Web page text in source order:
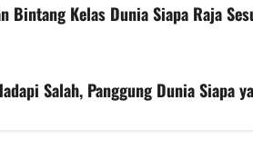
Bintang Kelas Dunia Siapa Raja
Salah, Panggung Dunia Siapa